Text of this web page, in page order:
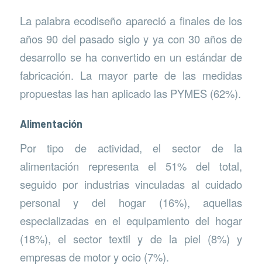
La palabra ecodiseño apareció a finales de los
años 90 del pasado siglo y ya con 30 años de
desarrollo se ha convertido en un estándar de
fabricación. La mayor parte de las medidas
propuestas las han aplicado las PYMES (62%).
Alimentación
Por tipo de actividad, el sector de la
alimentación representa el 51% del total,
seguido por industrias vinculadas al cuidado
personal y del hogar (16%), aquellas
especializadas en el equipamiento del hogar
(18%), el sector textil y de la piel (8%) y
empresas de motor y ocio (7%).